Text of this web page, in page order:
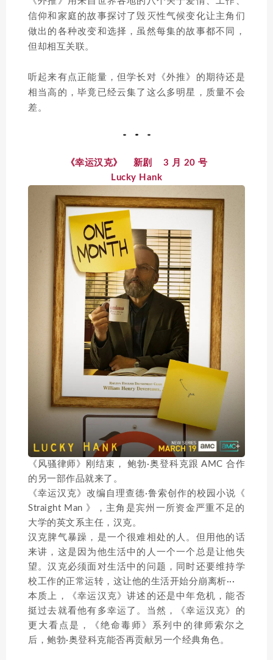
信仰和家庭的故事探讨了毁灭性气候变化让主角们
做出的各种改变和选择，虽然每集的故事都不同，
但却相互关联。
听起来有点正能量，但学长对《外推》的期待还是
相当高的，毕竟已经云集了这么多明星，质量不会
差。
《幸运汉克》 新剧 3 月 20 号
Lucky Hank
《风骚律师》刚结束， 鲍勃·奥登科克跟 AMC 合作
的另一部作品就来了。
《幸运汉克》改编自理查德·鲁索创作的校园小说《
Straight Man 》，主角是宾州一所资金严重不足的
大学的英文系主任，汉克。
汉克脾气暴躁，是一个很难相处的人。但用他的话
来讲，这是因为他生活中的人一个一个总是让他失
望。汉克必须面对生活中的问题，同时还要维持学
校工作的正常运转，这让他的生活开始分崩离析···
本质上，《幸运汉克》讲述的还是中年危机，能否
挺过去就看他有多幸运了。当然，《幸运汉克》的
更大看点是，《绝命毒师》系列中的律师索尔之
后，鲍勃·奥登科克能否再贡献另一个经典角色。